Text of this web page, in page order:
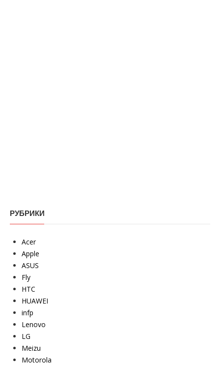
РУБРИКИ
Acer
Apple
ASUS
Fly
HTC
HUAWEI
infp
Lenovo
LG
Meizu
Motorola